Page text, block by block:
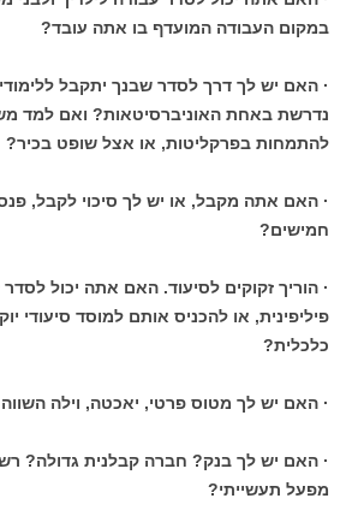
במקום העבודה המועדף בו אתה עובד?
· האם יש לך דרך לסדר שבנך יתקבל
נדרשת באחת האוניברסיטאות? ואם למד
להתמחות בפרקליטות, או אצל שופט בכיר?
· האם אתה מקבל, או יש לך סיכוי לקבל,
חמישים?
· הוריך זקוקים לסיעוד. האם אתה יכול
פיליפינית, או להכניס אותם למוסד סיעודי
כלכלית?
· האם יש לך מטוס פרטי, יאכטה, וילה השווה
· האם יש לך בנק? חברה קבלנית גדולה?
מפעל תעשייתי?